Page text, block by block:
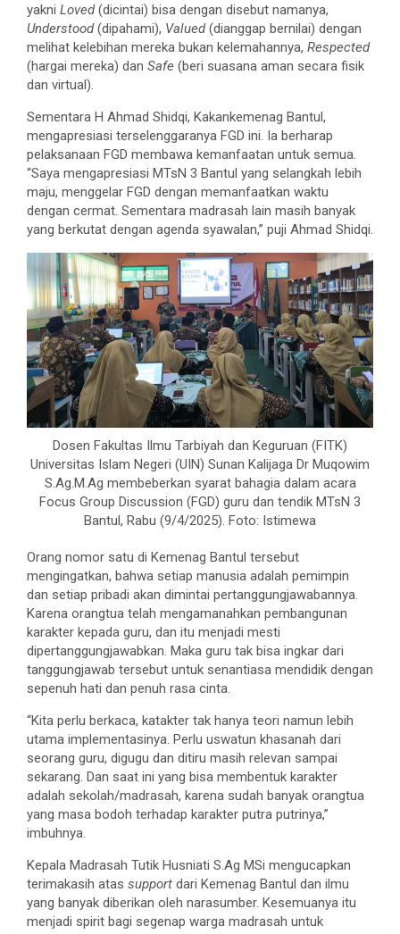
yakni Loved(dicintai) bisa dengan disebut namanya,
Understood(dipahami), Valued(dianggap bernilai) dengan
melihat kelebihan mereka bukan kelemahannya, Respected
(hargai mereka) dan Safe (beri suasana aman secara fisik
dan virtual).
Sementara H Ahmad Shidqi, Kakankemenag Bantul,
mengapresiasi terselenggaranya FGD ini. Ia berharap
pelaksanaan FGD membawa kemanfaatan untuk semua.
“Saya mengapresiasi MTsN 3 Bantul yang selangkah lebih
maju, menggelar FGD dengan memanfaatkan waktu
dengan cermat. Sementara madrasah lain masih banyak
yang berkutat dengan agenda syawalan,” puji Ahmad Shidqi.
Dosen Fakultas Ilmu Tarbiyah dan Keguruan (FITK)
Universitas Islam Negeri (UIN) Sunan Kalijaga Dr Muqowim
S.Ag.M.Ag membeberkan syarat bahagia dalam acara
Focus Group Discussion (FGD) guru dan tendik MTsN 3
Bantul, Rabu (9/4/2025). Foto: Istimewa
Orang nomor satu di Kemenag Bantul tersebut
mengingatkan, bahwa setiap manusia adalah pemimpin
dan setiap pribadi akan dimintai pertanggungjawabannya.
Karena orangtua telah mengamanahkan pembangunan
karakter kepada guru, dan itu menjadi mesti
dipertanggungjawabkan. Maka guru tak bisa ingkar dari
tanggungjawab tersebut untuk senantiasa mendidik dengan
sepenuh hati dan penuh rasa cinta.
“Kita perlu berkaca, katakter tak hanya teori namun lebih
utama implementasinya. Perlu uswatun khasanah dari
seorang guru, digugu dan ditiru masih relevan sampai
sekarang. Dan saat ini yang bisa membentuk karakter
adalah sekolah/madrasah, karena sudah banyak orangtua
yang masa bodoh terhadap karakter putra putrinya,”
imbuhnya.
Kepala Madrasah Tutik Husniati S.Ag MSi mengucapkan
terimakasih atas support dari Kemenag Bantul dan ilmu
yang banyak diberikan oleh narasumber. Kesemuanya itu
menjadi spirit bagi segenap warga madrasah untuk